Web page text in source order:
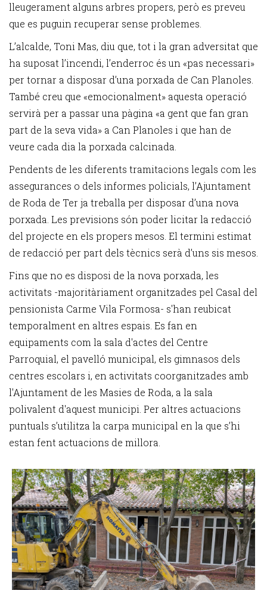
lleugerament alguns arbres propers, però es preveu
que es puguin recuperar sense problemes.
L’alcalde, Toni Mas, diu que, tot i la gran adversitat que
ha suposat l’incendi, l’enderroc és un «pas necessari»
per tornar a disposar d’una porxada de Can Planoles.
També creu que «emocionalment» aquesta operació
servirà per a passar una pàgina «a gent que fan gran
part de la seva vida» a Can Planoles i que han de
veure cada dia la porxada calcinada.
Pendents de les diferents tramitacions legals com les
assegurances o dels informes policials, l’Ajuntament
de Roda de Ter ja treballa per disposar d’una nova
porxada. Les previsions són poder licitar la redacció
del projecte en els propers mesos. El termini estimat
de redacció per part dels tècnics serà d’uns sis mesos.
Fins que no es disposi de la nova porxada, les
activitats -majoritàriament organitzades pel Casal del
pensionista Carme Vila Formosa- s'han reubicat
temporalment en altres espais. Es fan en
equipaments com la sala d'actes del Centre
Parroquial, el pavelló municipal, els gimnasos dels
centres escolars i, en activitats coorganitzades amb
l'Ajuntament de les Masies de Roda, a la sala
polivalent d'aquest municipi. Per altres actuacions
puntuals s’utilitza la carpa municipal en la que s’hi
estan fent actuacions de millora.